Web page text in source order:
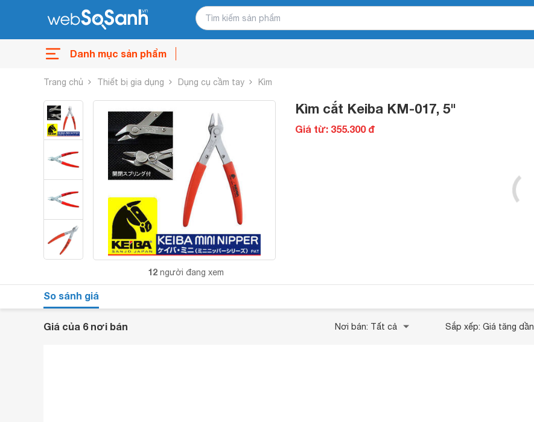
Danh mục sản phẩm
Trang chủ Thiết bị gia dụng Dụng cụ cầm tay Kìm
12 người đang xem
Kìm cắt Keiba KM-017, 5"
Giá từ: 355.300 đ
So sánh giá
Giá của 6 nơi bán Nơi bán: Tất cả Sắp xếp: Giá tăng dần